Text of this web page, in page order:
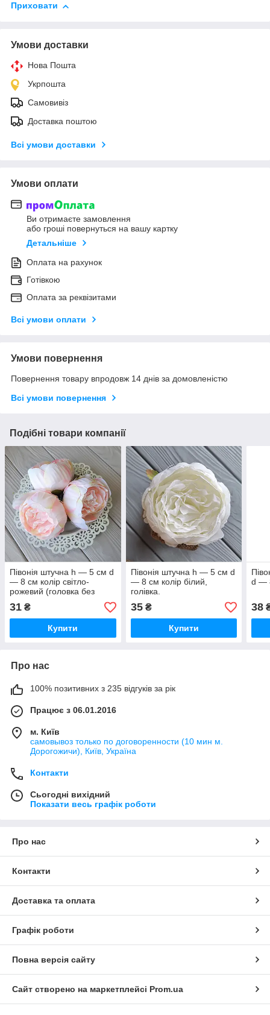
Приховати
Умови доставки
Нова Пошта
Укрпошта
Самовивіз
Доставка поштою
Всі умови доставки
Умови оплати
Ви отримаєте замовлення
або гроші повернуться на вашу картку
Детальніше
Оплата на рахунок
Готівкою
Оплата за реквізитами
Всі умови оплати
Умови повернення
Повернення товару впродовж 14 днів за домовленістю
Всі умови повернення
Подібні товари компанії
Півонія штучна h — 5 см d
— 8 см колір світло-
рожевий (головка без
листя)
31 ₴
Купити
Півонія штучна h — 5 см d
— 8 см колір білий,
голівка.
35₴
Купити
d —
38
Про нас
100% позитивних з 235 відгуків за рік
Працює з 06.01.2016
м. Київ
самовывоз только по договоренности (10 мин м.
Дорогожичи), Київ, Україна
Контакти
Сьогодні вихідний
Показати весь графік роботи
Про нас
Контакти
Доставка та оплата
Графік роботи
Повна версія сайту
Сайт створено на маркетплейсі Prom.ua